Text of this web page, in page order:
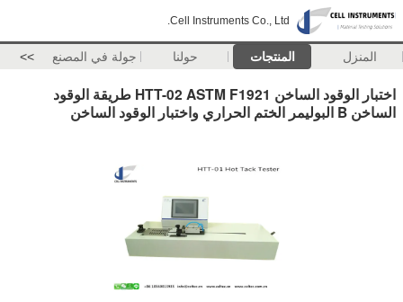
Cell Instruments Co., Ltd.
المنزل المنتجات حولنا جولة في المصنع >>
اختبار الوقود الساخن HTT-02 ASTM F1921 طريقة الوقود
الساخن B البوليمر الختم الحراري واختبار الوقود الساخن